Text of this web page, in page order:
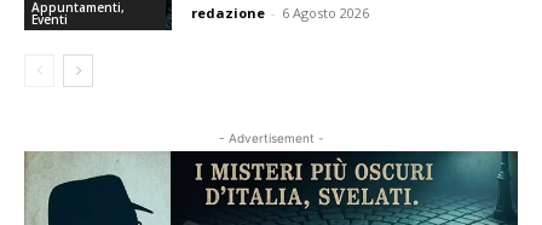
Appuntamenti,
Eventi redazione - 6 Agosto 2026
- Advertisement -